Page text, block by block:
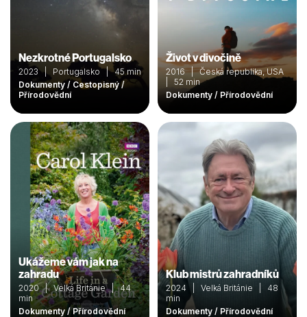
Nezkrotné Portugalsko
2023 | Portugalsko | 45 min
Dokumenty / Cestopisný /
Přírodovědní
Život v divočině
2016 | Česká republika, USA
| 52 min
Dokumenty / Přírodovědní
Ukážeme vám jak na
zahradu
2020 | Velká Británie | 44
min
Dokumenty / Přírodovědní
Klub mistrů zahradníků
2024 | Velká Británie | 48
min
Dokumenty / Přírodovědní